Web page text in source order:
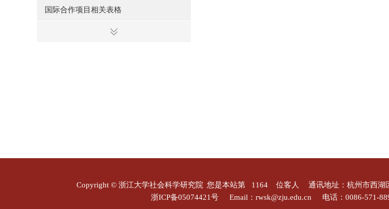
国际合作项目相关表格
其他科研项目相关表格
Copyright © 浙江大学社会科学研究院 您是本站第 1164 位客人
通讯地址：杭州市西湖
浙ICP备05074421号
Email：rwsk@zju.edu.cn 电话：0086-571-